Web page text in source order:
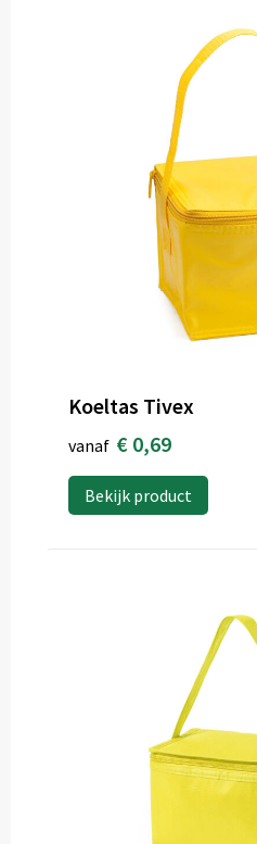
Koeltas Tivex
vanaf € 0,69
Bekijk product